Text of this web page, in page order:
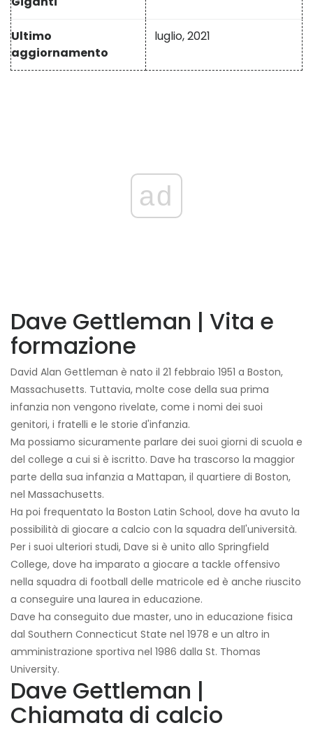
Ultimo
aggiornamento
luglio, 2021
ad
Dave Gettleman | Vita e
formazione
David Alan Gettleman è nato il 21 febbraio 1951 a Boston,
Massachusetts. Tuttavia, molte cose della sua prima
infanzia non vengono rivelate, come i nomi dei suoi
genitori, i fratelli e le storie d'infanzia.
Ma possiamo sicuramente parlare dei suoi giorni di scuola e
del college a cui si è iscritto. Dave ha trascorso la maggior
parte della sua infanzia a Mattapan, il quartiere di Boston,
nel Massachusetts.
Ha poi frequentato la Boston Latin School, dove ha avuto la
possibilità di giocare a calcio con la squadra dell'università.
Per i suoi ulteriori studi, Dave si è unito allo Springfield
College, dove ha imparato a giocare a tackle offensivo
nella squadra di football delle matricole ed è anche riuscito
a conseguire una laurea in educazione.
Dave ha conseguito due master, uno in educazione fisica
dal Southern Connecticut State nel 1978 e un altro in
amministrazione sportiva nel 1986 dalla St. Thomas
University.
Dave Gettleman |
Chiamata di calcio